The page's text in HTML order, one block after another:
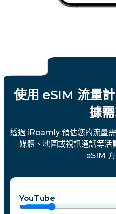
使用 eSIM 流量
據
透過 iRoamly 預估您的流量
媒體、地圖或視訊通話等活
eSIM 方
YouTube